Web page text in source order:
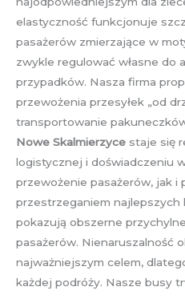
elastyczność funkcjonuje
pasażerów zmierzające w
zwykle regulować własne do
przypadków. Nasza firma
przewożenia przesyłek „od
transportowanie
Nowe Skalmierzyce staje się
logistycznej i doświadczeniu
przewożenie pasażerów, jak i
przestrzeganiem najlepszych
pokazują obszerne
pasażerów. Nienaruszalność
najważniejszym celem,
każdej podróży. Nasze busy